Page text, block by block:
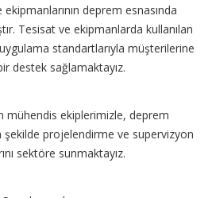
deprem esnasında
Tesisat ve ekipmanlarda kullanılan
standartlarıyla müşterilerine
destek sağlamaktayız.
mühendis ekiplerimizle, deprem
projelendirme ve supervizyon
sektöre sunmaktayız.